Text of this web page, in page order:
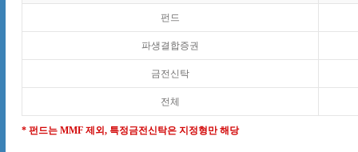
펀드
파생결합증권
금전신탁
전체
* 펀드는 MMF 제외, 특정금전신탁은 지정형만 해당